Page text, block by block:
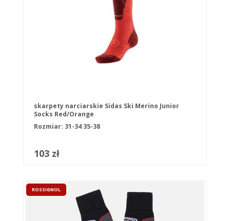
skarpety narciarskie Sidas Ski Merino Junior
Socks Red/Orange
Rozmiar: 31-34 35-38
103 zł
ROSSIGNOL